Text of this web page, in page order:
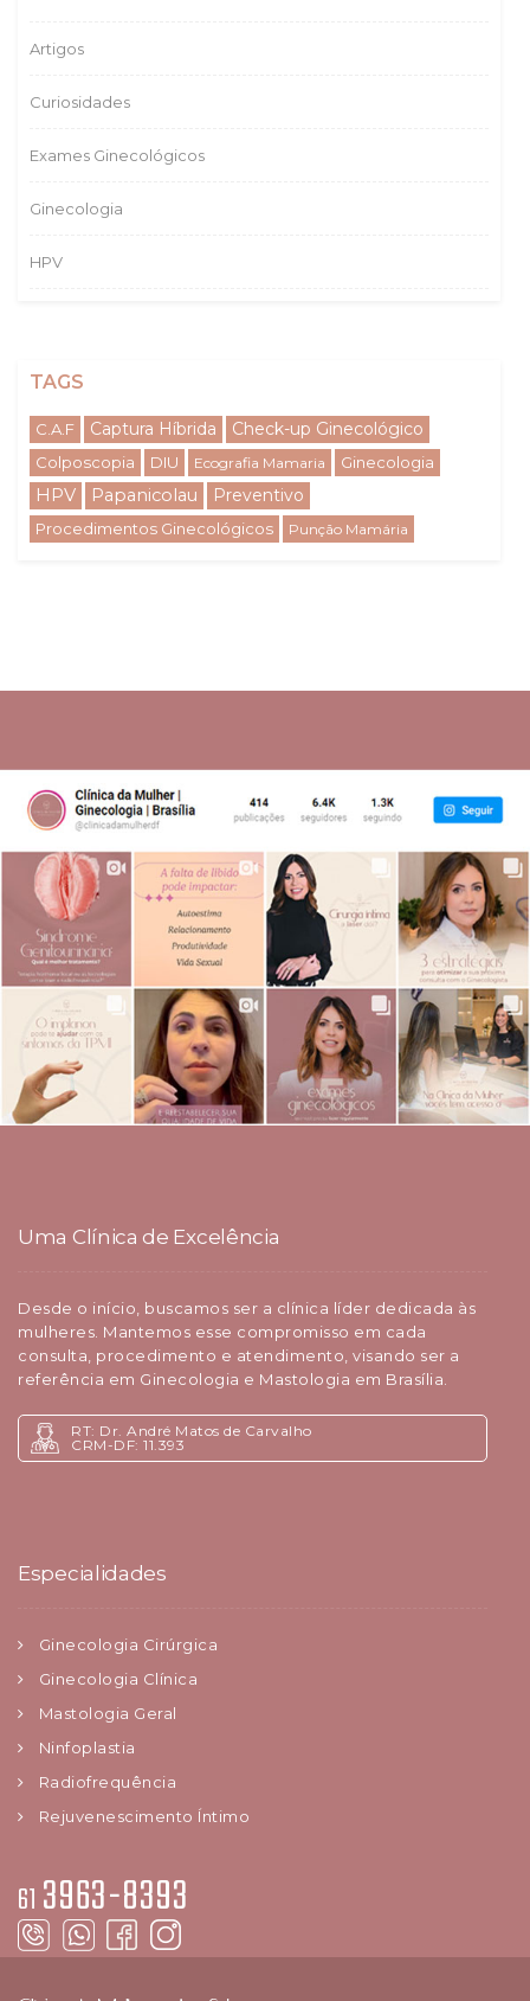
Artigos
Curiosidades
Exames Ginecológicos
Ginecologia
HPV
TAGS
C.A.F Captura Híbrida Check-up Ginecológico
Colposcopia DIU Ecografia Mamaria Ginecologia
HPV Papanicolau Preventivo
Procedimentos Ginecológicos Punção Mamária
Uma Clínica de Excelência
Desde o início, buscamos ser a clínica líder dedicada às
mulheres. Mantemos esse compromisso em cada
consulta, procedimento e atendimento, visando ser a
referência em Ginecologia e Mastologia em Brasília.
RT: Dr. André Matos de Carvalho
CRM-DF: 11.393
Especialidades
Ginecologia Cirúrgica
Ginecologia Clínica
Mastologia Geral
Ninfoplastia
Radiofrequência
Rejuvenescimento Íntimo
61 3963-8393